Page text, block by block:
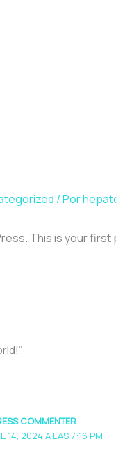
/ Por
This is your
COMMENTER
14, 2024 A LAS 7:16 PM